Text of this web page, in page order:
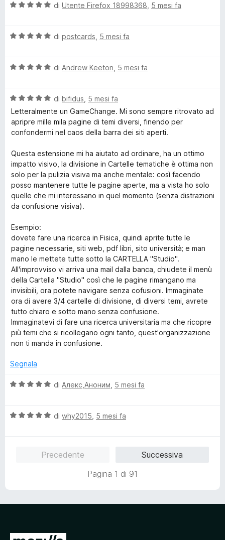
a
u
V
u
t
s
u
5
di Utente Firefox 18998368 5 mesi fa
V
u
t
a
5
s
5
di postcards 5 mesi fa
V
u
t
a
t
5
s
u
5
di Andrew Keeton 5 mesi fa
V
a
u
a
t
a
5
s
u
di bifidus 5 mesi fa
Letteralmente un GameChange. Mi sono sempre ritrovato ad
apripre mille mila pagine di temi diversi, finendo per
confondermi nel caos della barra dei siti aperti.
Questa estensione mi ha aiutato ad ordinare, ha un ottimo
impatto visivo, la divisione in Cartelle tematiche è ottima non
solo per la pulizia visiva ma anche mentale: così facendo
posso mantenere tutte le pagine aperte, ma a vista ho solo
quelle che mi interessano in quel momento (senza distrazioni
da confusione visiva).
Esempio:
dovete fare una ricerca in Fisica, quindi aprite tutte le
pagine necessarie, siti web, pdf libri, sito università; e man
mano le mettete tutte sotto la CARTELLA "Studio".
All'improvviso vi arriva una mail dalla banca, chiudete il menù
della Cartella "Studio" così che le pagine rimangano ma
invisibili, ora potete navigare senza cofusioni. Immaginate
ora di avere 3/4 cartelle di divisione, di diversi temi, avrete
tutto chiaro e sotto mano senza confusione.
Immaginatevi di fare una ricerca universitaria ma che ricopre
più temi che si ricollegano ogni tanto, quest'organizzazione
non ti manda in confusione.
Segnala
V
u
di Алекс,Аноним 5 mesi fa
V
5
di why2015 5 mesi fa
Precedente
Successiva
Pagina 1 di 91